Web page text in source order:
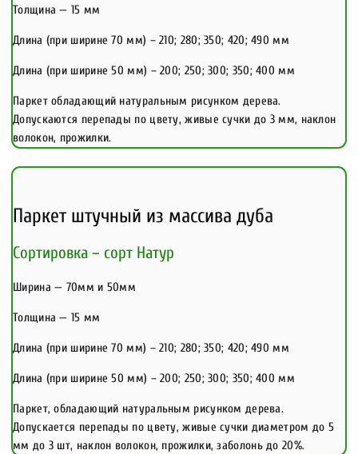
Толщина — 15 мм
Длина (при ширине 70 мм) – 210; 280; 350; 420; 490 мм
Длина (при ширине 50 мм) – 200; 250; 300; 350; 400 мм
Паркет обладающий натуральным рисунком дерева.
Допускаются перепады по цвету, живые сучки до 3 мм, наклон
волокон, прожилки.
Паркет штучный из массива дуба
Сортировка – сорт Натур
Ширина — 70мм и 50мм
Толщина — 15 мм
Длина (при ширине 70 мм) – 210; 280; 350; 420; 490 мм
Длина (при ширине 50 мм) – 200; 250; 300; 350; 400 мм
Паркет, обладающий натуральным рисунком дерева.
Допускается перепады по цвету, живые сучки диаметром до 5
мм до 3 шт, наклон волокон, прожилки, заболонь до 20%.